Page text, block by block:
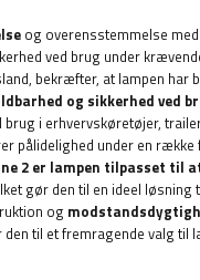
og overensstemmelse med
ved brug under
bekræfter, at lampen har
og sikkerhed ved
i erhvervskøretøjer,
pålidelighed under en
2 er lampen tilpasset til
gør den til en ideel
og
til et fremragende valg til